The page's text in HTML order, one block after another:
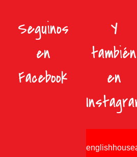
Seguinos
en
Facebook
Y
también
en